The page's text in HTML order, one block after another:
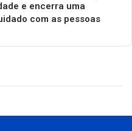
e encerra uma
com as pessoas